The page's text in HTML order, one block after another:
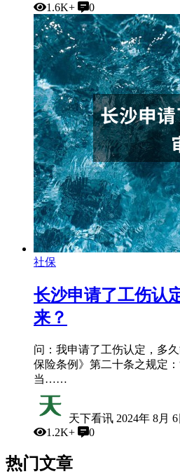
1.6K+
0
社保
长沙申请了工伤认
来？
问：我申请了工伤认定，多
保险条例》第二十条之规定
当……
天下看讯 2024年 8月 6
1.2K+
0
热门文章